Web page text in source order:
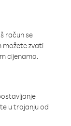
račun se
možete zvati
cijenama.
u trajanju od